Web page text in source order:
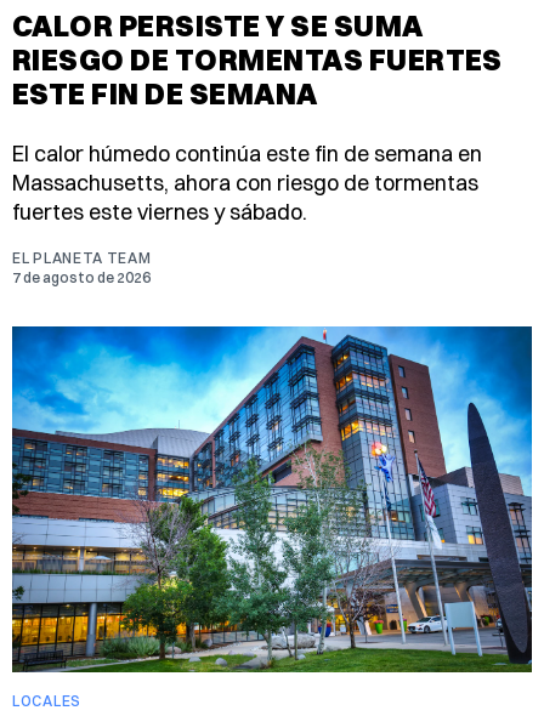
CALOR PERSISTE Y SE SUMA
RIESGO DE TORMENTAS FUERTES
ESTE FIN DE SEMANA
El calor húmedo continúa este fin de semana en
Massachusetts, ahora con riesgo de tormentas
fuertes este viernes y sábado.
EL PLANETA TEAM
7 de agosto de 2026
LOCALES